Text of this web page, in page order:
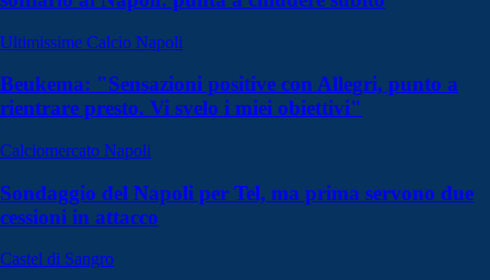
Ultimissime Calcio Napoli
Beukema: "Sensazioni positive con Allegri, punto a
rientrare presto. Vi svelo i miei obiettivi"
Calciomercato Napoli
Sondaggio del Napoli per Tel, ma prima servono due
cessioni in attacco
Castel di Sangro